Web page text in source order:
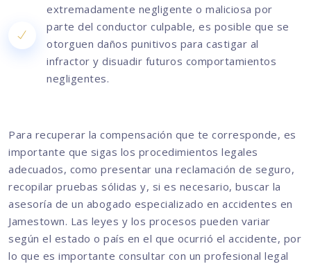
extremadamente negligente o maliciosa por
parte del conductor culpable, es posible que se
otorguen daños punitivos para castigar al
infractor y disuadir futuros comportamientos
negligentes.
Para recuperar la compensación que te corresponde, es
importante que sigas los procedimientos legales
adecuados, como presentar una reclamación de seguro,
recopilar pruebas sólidas y, si es necesario, buscar la
asesoría de un abogado especializado en accidentes en
Jamestown. Las leyes y los procesos pueden variar
según el estado o país en el que ocurrió el accidente, por
lo que es importante consultar con un profesional legal